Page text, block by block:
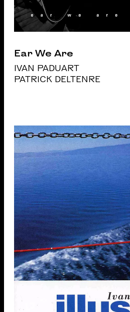
Ear We Are
IVAN PADUART
PATRICK DELTENRE